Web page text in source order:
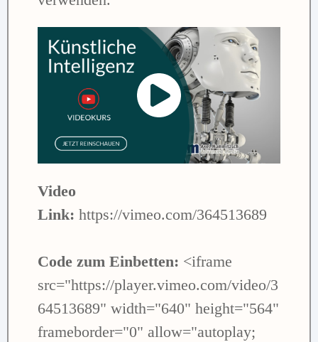
Video
Link: https://vimeo.com/364513689
Code zum Einbetten: <iframe
src="https://player.vimeo.com/video/3
64513689" width="640" height="564"
frameborder="0" allow="autoplay;